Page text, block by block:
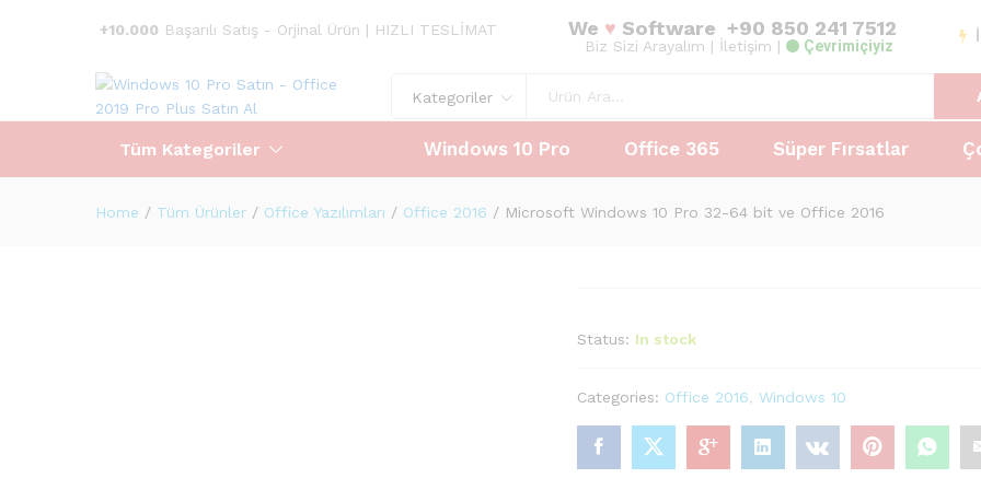
+10.000 Başarılı Satış - Orjinal Ürün | HIZLI TESLİMAT We ♥ Software +90 850 241 7512
Biz Sizi Arayalım | İletişim | Çevrimiçiyiz
Kategoriler
Tüm Kategoriler Windows 10 Pro Office 365 Süper Fırsatlar
Home / Tüm Ürünler / Office Yazılımları / Office 2016 / Microsoft Windows 10 Pro 32-64 bit ve Office 2016
Status: In stock
Categories: Office 2016 Windows 10
Açıklama Değerlendirmeler (0) Taksit Tablosu